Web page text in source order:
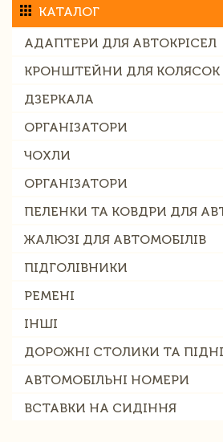
КАТАЛОГ
АДАПТЕРИ ДЛЯ АВТОКРІСЕЛ
КРОНШТЕЙНИ ДЛЯ КОЛЯСОК
ДЗЕРКАЛА
ОРГАНІЗАТОРИ
ЧОХЛИ
ОРГАНІЗАТОРИ
ПЕЛЕНКИ ТА КОВДРИ ДЛЯ
ЖАЛЮЗІ ДЛЯ АВТОМОБІЛІВ
ПІДГОЛІВНИКИ
РЕМЕНІ
ІНШІ
ДОРОЖНІ СТОЛИКИ ТА
АВТОМОБІЛЬНІ НОМЕРИ
ВСТАВКИ НА СИДІННЯ